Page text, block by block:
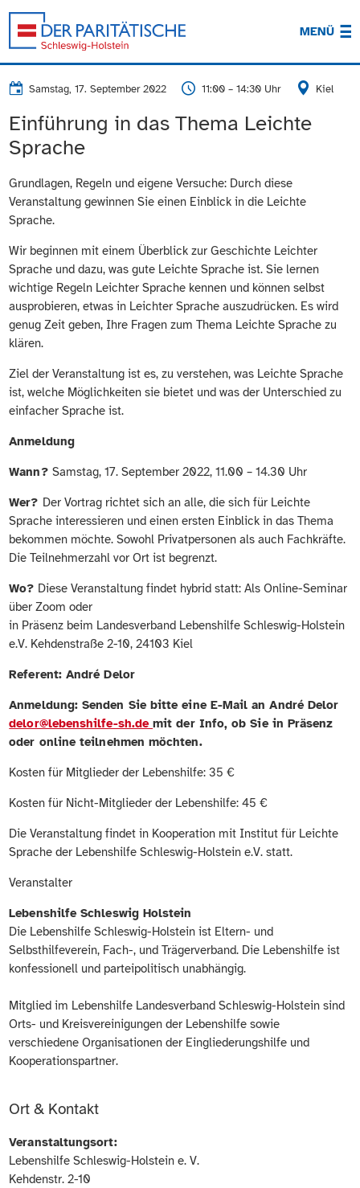
MENÜ
Samstag, 17. September 2022 11:00 – 14:30 Uhr Kiel
Einführung in das Thema Leichte
Sprache
Grundlagen, Regeln und eigene Versuche: Durch diese
Veranstaltung gewinnen Sie einen Einblick in die Leichte
Sprache.
Wir beginnen mit einem Überblick zur Geschichte Leichter
Sprache und dazu, was gute Leichte Sprache ist. Sie lernen
wichtige Regeln Leichter Sprache kennen und können selbst
ausprobieren, etwas in Leichter Sprache auszudrücken. Es wird
genug Zeit geben, Ihre Fragen zum Thema Leichte Sprache zu
klären.
Ziel der Veranstaltung ist es, zu verstehen, was Leichte Sprache
ist, welche Möglichkeiten sie bietet und was der Unterschied zu
einfacher Sprache ist.
Anmeldung
Wann? Samstag, 17. September 2022, 11.00 – 14.30 Uhr
Wer? Der Vortrag richtet sich an alle, die sich für Leichte
Sprache interessieren und einen ersten Einblick in das Thema
bekommen möchte. Sowohl Privatpersonen als auch Fachkräfte.
Die Teilnehmerzahl vor Ort ist begrenzt.
Wo? Diese Veranstaltung findet hybrid statt: Als Online-Seminar
über Zoom oder
in Präsenz beim Landesverband Lebenshilfe Schleswig-Holstein
e.V. Kehdenstraße 2-10, 24103 Kiel
Referent: André Delor
Anmeldung: Senden Sie bitte eine E-Mail an André Delor
delor@lebenshilfe-sh.demit der Info, ob Sie in Präsenz
oder online teilnehmen möchten.
Kosten für Mitglieder der Lebenshilfe: 35 €
Kosten für Nicht-Mitglieder der Lebenshilfe: 45 €
Die Veranstaltung findet in Kooperation mit Institut für Leichte
Sprache der Lebenshilfe Schleswig-Holstein e.V. statt.
Veranstalter
Lebenshilfe Schleswig Holstein
Die Lebenshilfe Schleswig-Holstein ist Eltern- und
Selbsthilfeverein, Fach-, und Trägerverband. Die Lebenshilfe ist
konfessionell und parteipolitisch unabhängig.
Mitglied im Lebenshilfe Landesverband Schleswig-Holstein sind
Orts- und Kreisvereinigungen der Lebenshilfe sowie
verschiedene Organisationen der Eingliederungshilfe und
Kooperationspartner.
Ort & Kontakt
Veranstaltungsort:
Lebenshilfe Schleswig-Holstein e. V.
Kehdenstr. 2-10